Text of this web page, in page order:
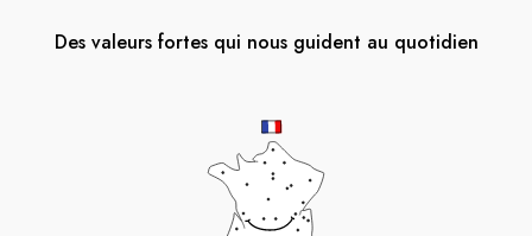
Des valeurs fortes qui nous guident au quotidien